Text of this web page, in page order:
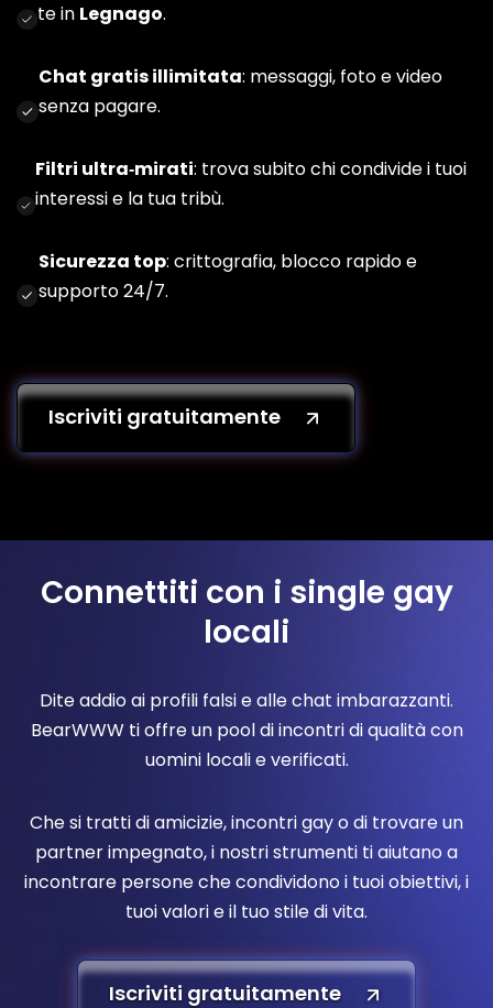
te in Legnago.
Chat gratis illimitata: messaggi, foto e video
senza pagare.
Filtri ultra‑mirati: trova subito chi condivide i tuoi
interessi e la tua tribù.
Sicurezza top: crittografia, blocco rapido e
supporto 24/7.
Iscriviti gratuitamente
Connettiti con i single gay
locali
Dite addio ai profili falsi e alle chat imbarazzanti.
BearWWW ti offre un pool di incontri di qualità con
uomini locali e verificati.
Che si tratti di amicizie, incontri gay o di trovare un
partner impegnato, i nostri strumenti ti aiutano a
incontrare persone che condividono i tuoi obiettivi, i
tuoi valori e il tuo stile di vita.
Iscriviti gratuitamente